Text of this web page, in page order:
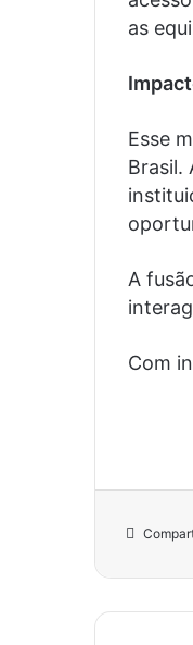
as
Esse
Brasil.
A
Com